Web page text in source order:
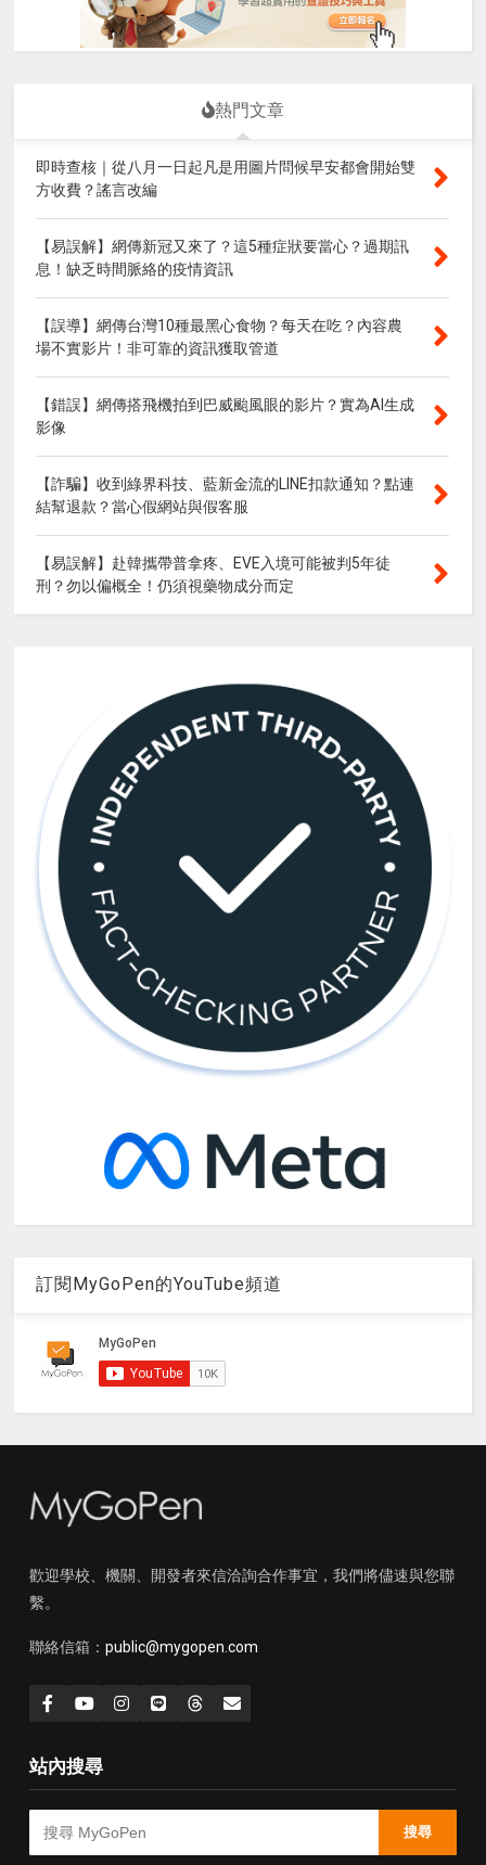
熱門文章
即時查核｜從八月一日起凡是用圖片問候早安都會開始雙
方收費？謠言改編
【易誤解】網傳新冠又來了？這5種症狀要當心？過期訊
息！缺乏時間脈絡的疫情資訊
【誤導】網傳台灣10種最黑心食物？每天在吃？內容農
場不實影片！非可靠的資訊獲取管道
【錯誤】網傳搭飛機拍到巴威颱風眼的影片？實為AI生成
影像
【詐騙】收到綠界科技、藍新金流的LINE扣款通知？點連
結幫退款？當心假網站與假客服
【易誤解】赴韓攜帶普拿疼、EVE入境可能被判5年徒
刑？勿以偏概全！仍須視藥物成分而定
訂閱MyGoPen的YouTube頻道
歡迎學校、機關、開發者來信洽詢合作事宜，我們將儘速與您聯
繫。
聯絡信箱： public@mygopen.com
站內搜尋
搜尋